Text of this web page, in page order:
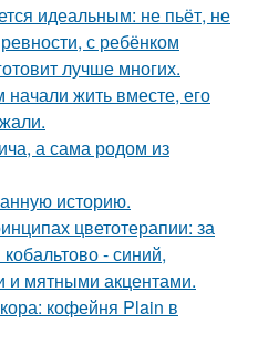
идеальным: не пьёт, не
с ребёнком
лучше многих.
жить вместе, его
а сама родом из
историю.
цветотерапии: за
- синий,
и мятными акцентами.
кофейня Plain в